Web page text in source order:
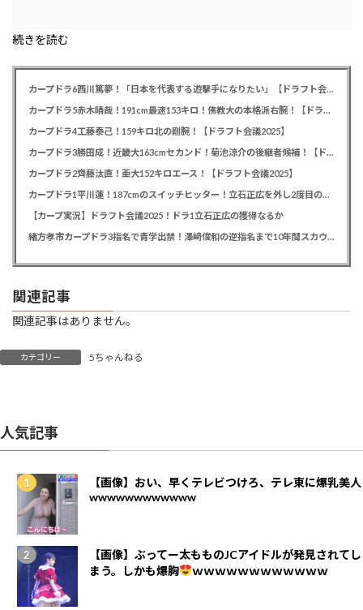
続きを読む
カープドラ6西川篤夢！「日本を代表する遊撃手になりたい」【ドラフト会議2025】
カープドラ5赤木晴哉！191cm最速153キロ！佛教大の本格派右腕！【ドラフト会議2025】
カープドラ4工藤泰己！159キロ北の剛腕！【ドラフト会議2025】
カープドラ3勝田成！近畿大163cmセカンド！菊池涼介の後継者候補！【ドラフト会議2025】
カープドラ2齊藤汰直！亜大152キロエース！【ドラフト会議2025】
カープドラ1平川蓮！187cmのスイッチヒッター！立石正広を外し2度目の重複も新井監督がクジを引き当てる！【ドラフト会議2025】
【カープ実況】ドラフト会議2025！ドラ1立石正広の獲得なるか
緒方孝市カープドラ3指名で青学出禁！澤﨑俊和の逆指名まで10年間スカウト出禁
関連記事
関連記事はありません。
カテゴリー 5ちゃんねる
人気記事
【画像】おい、早くテレビつけろ、テレ東に爆乳美人
wwwwwwwwwwww
【画像】ぶってー太もものJCアイドルが発見されてし
まう。しかも爆胸
ｗｗｗｗｗｗｗｗｗｗｗｗ